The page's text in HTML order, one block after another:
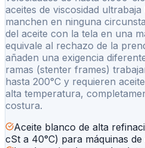
aceites de viscosidad
manchen en ninguna
del aceite con la tela en una
equivale al rechazo de la
añaden una exigencia
ramas (stenter frames)
hasta 200°C y requieren
alta temperatura,
costura.
Aceite blanco de alta
cSt a 40°C) para máquinas